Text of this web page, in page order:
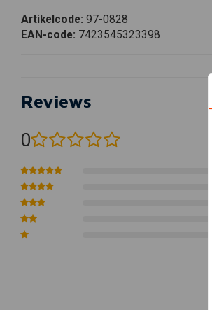
Artikelcode: 97-0828
EAN-code: 7423545323398
Reviews
0